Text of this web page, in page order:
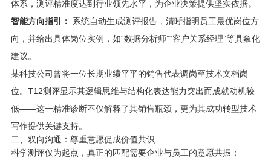
体系，测评精准度达到行业领先水平，为企业决策提供坚实依据。
智能方向指引：
系统自动生成测评报告，清晰指明员工最优岗位方
向，并给出具体岗位实例，如“数据分析师”“客户关系经理”等具象化
建议。
某科技公司曾将一位长期业绩平平的销售代表调岗至技术文档岗
位。T12测评显示其逻辑思维与结构化表达能力突出而成就动机较
低——这一精准诊断不仅解释了其销售瓶颈，更为其成功转型技术
写作提供关键支持。
二、双向沟通：尊重意愿促成价值共识
科学测评仅为起点，真正的匹配需要企业与员工的意愿共振：